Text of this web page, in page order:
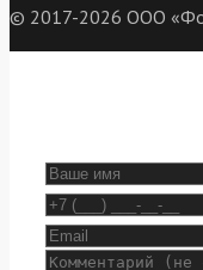
© 2017-2026 ООО